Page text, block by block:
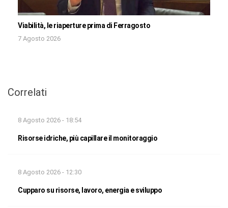
Viabilità, le riaperture prima di Ferragosto
7 Agosto 2026
Correlati
8 Agosto 2026 - 18:54
Risorse idriche, più capillare il monitoraggio
8 Agosto 2026 - 12:30
Cupparo su risorse, lavoro, energia e sviluppo